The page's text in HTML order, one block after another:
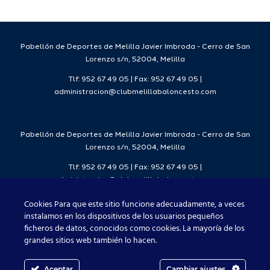
2026/27
Pabellón de Deportes de Melilla Javier Imbroda - Cerro de San
Lorenzo s/n, 52004, Melilla
Tlf: 952 67 49 05 | Fax: 952 67 49 05 |
administracion@clubmelillabaloncesto.com
Pabellón de Deportes de Melilla Javier Imbroda - Cerro de San
Lorenzo s/n, 52004, Melilla
Tlf: 952 67 49 05 | Fax: 952 67 49 05 |
Club Melilla Baloncesto 2021
Cookies Para que este sitio funcione adecuadamente, a veces
instalamos en los dispositivos de los usuarios pequeños
ficheros de datos, conocidos como cookies. La mayoría de los
grandes sitios web también lo hacen.